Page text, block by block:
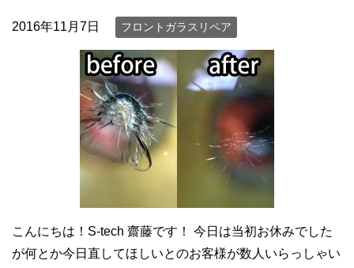
2016年11月7日 フロントガラスリペア
こんにちは！S-tech 齋藤です！ 今日は当初お休みでした
が何とか今日直してほしいとのお客様が数人いらっしゃい